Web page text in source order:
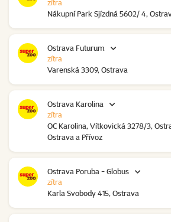
Nákupní Park Sjízdná 5602/ 4,
zítra
Ostrava Futurum
Varenská 3309, Ostrava
zítra
Ostrava Karolina
OC Karolina, Vítkovická 3278/3,
Ostrava a Přívoz
zítra
Ostrava Poruba - Globus
Karla Svobody 415, Ostrava
zítra